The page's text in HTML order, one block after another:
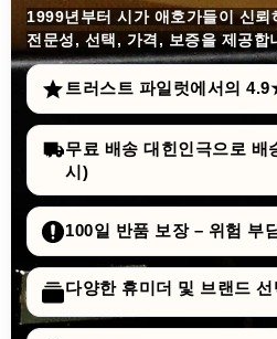
1999년부터 시가 애호가들이 신뢰
전문성, 선택, 가격, 보증을 제공합
트러스트 파일럿에서의
무료 배송 대힌인극으로
시)
100일 반품 보장 – 위험 부
다양한 휴미더 및 브랜드 선